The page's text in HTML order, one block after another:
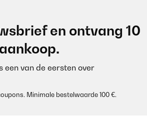
en ontvang 10
een van de eersten over
Minimale bestelwaarde 100 €.